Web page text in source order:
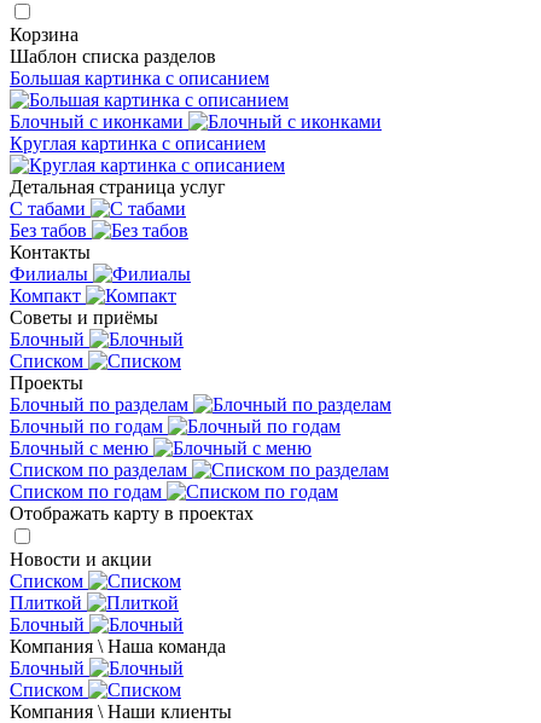
Корзина
Шаблон списка разделов
Большая картинка с описанием
Блочный с иконками
Круглая картинка с описанием
Детальная страница услуг
С табами
Без табов
Контакты
Филиалы
Компакт
Советы и приёмы
Блочный
Списком
Проекты
Блочный по разделам
Блочный по годам
Блочный с меню
Списком по разделам
Списком по годам
Отображать карту в проектах
Новости и акции
Списком
Плиткой
Блочный
Компания \ Наша команда
Блочный
Списком
Компания \ Наши клиенты